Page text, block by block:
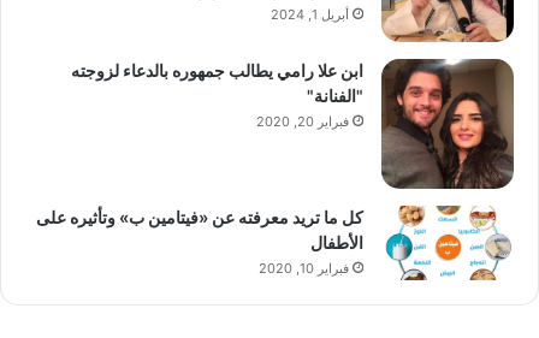
أبريل 1, 2024
ابن علا رامي يطالب جمهوره بالدعاء لزوجته
"الفنانة"
فبراير 20, 2020
كل ما تريد معرفته عن «فيتامين ب» وتأثيره على
الأطفال
فبراير 10, 2020